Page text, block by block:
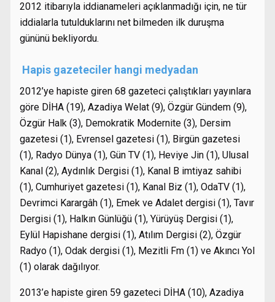
2012 itibarıyla iddianameleri açıklanmadığı için, ne tür
iddialarla tutulduklarını net bilmeden ilk duruşma
gününü bekliyordu.
Hapis gazeteciler hangi medyadan
2012’ye hapiste giren 68 gazeteci çalıştıkları yayınlara
göre DİHA (19), Azadiya Welat (9), Özgür Gündem (9),
Özgür Halk (3), Demokratik Modernite (3), Dersim
gazetesi (1), Evrensel gazetesi (1), Birgün gazetesi
(1), Radyo Dünya (1), Gün TV (1), Heviye Jin (1), Ulusal
Kanal (2), Aydınlık Dergisi (1), Kanal B imtiyaz sahibi
(1), Cumhuriyet gazetesi (1), Kanal Biz (1), OdaTV (1),
Devrimci Karargâh (1), Emek ve Adalet dergisi (1), Tavır
Dergisi (1), Halkın Günlüğü (1), Yürüyüş Dergisi (1),
Eylül Hapishane dergisi (1), Atılım Dergisi (2), Özgür
Radyo (1), Odak dergisi (1), Mezitli Fm (1) ve Akıncı Yol
(1) olarak dağılıyor.
2013’e hapiste giren 59 gazeteci DİHA (10), Azadiya